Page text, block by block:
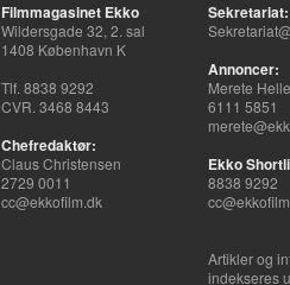
Filmmagasinet Ekko
Wildersgade 32, 2. sal
1408 København K
Tlf. 8838 9292
CVR. 3468 8443
Chefredaktør:
Claus Christensen
2729 0011
cc@ekkofilm.dk
Sekretariat:
Annoncer:
Merete
6111 5851
Ekko
8838 9292
Artikler og
indekseres